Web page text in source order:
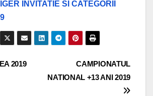
INVITATIE SI CATEGORII
CAMPIONATUL
NATIONAL +13 ANI 2019
2019